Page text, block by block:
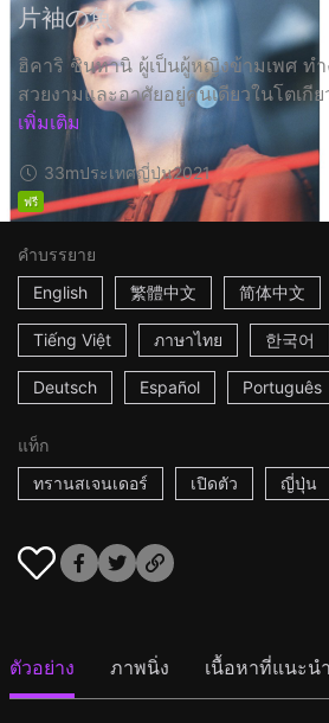
片袖の魚
ฮิคาริ ชินทานิ ผู้เป็นผู้หญิงข้ามเพศ ท
สวยงามและอาศัยอยู่คนเดียวในโตเ
เพิ่มเติม
33mประเทศญี่ปุ่น2021
ฟรี
คำบรรยาย
English
繁體中文 简体中文
Tiếng Việt ภาษาไทย 한국어
Deutsch Español Português
แท็ก
ทรานสเจนเดอร์
เปิดตัว ญี่ปุ่น
ตัวอย่าง ภาพนิ่ง เนื้อหาที่แนะนำ